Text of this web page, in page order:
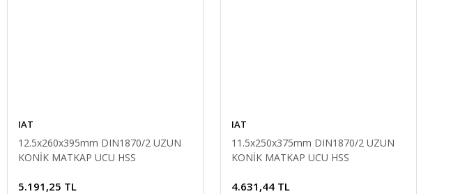
IAT
12.5x260x395mm DIN1870/2 UZUN
KONİK MATKAP UCU HSS
5.191,25 TL
IAT
11.5x250x375mm DIN1870/2 UZUN
KONİK MATKAP UCU HSS
4.631,44 TL